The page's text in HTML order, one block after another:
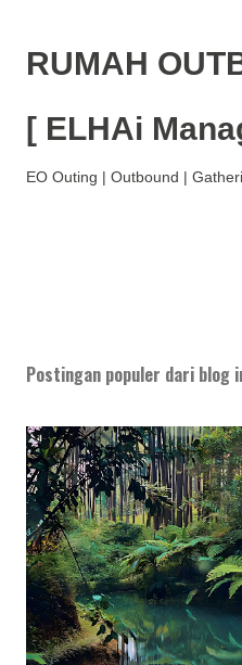
RUMAH
[ ELHAi
EO Outing | Outbound |
Postingan populer dari blog